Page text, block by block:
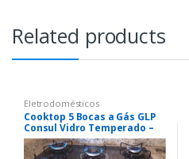
Related products
Eletrodomésticos
Cooktop 5 Bocas a Gás GLP
Consul Vidro Temperado –
Preto Acendimento
Automático Facilite CD075AE